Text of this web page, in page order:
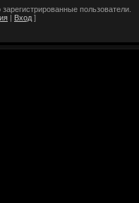
пользователи.
Вход ]